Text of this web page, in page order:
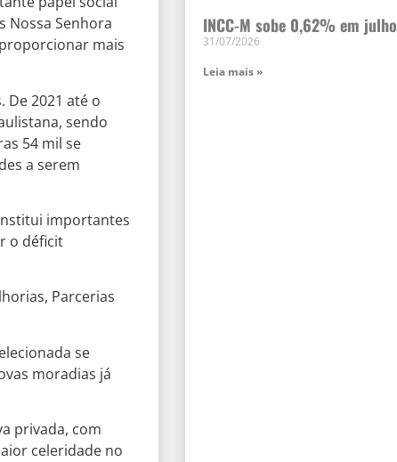
Nossa Senhora
mais
De 2021 até o
sendo
54 mil se
a serem
importantes
o déficit
Parcerias
se
moradias já
privada, com
celeridade no
INCC-M sobe 0,62% em julho
31/07/2026
Leia mais »